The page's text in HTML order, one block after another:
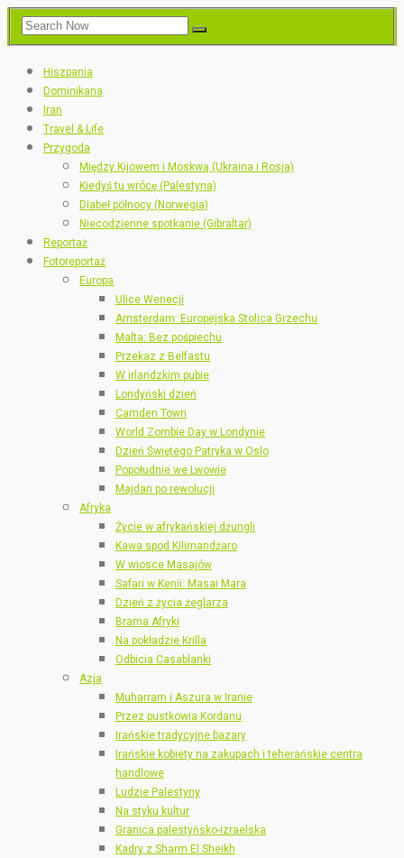
Hiszpania
Dominikana
Iran
Travel & Life
Przygoda
Między Kijowem i Moskwą (Ukraina i Rosja)
Kiedyś tu wrócę (Palestyna)
Diabeł północy (Norwegia)
Niecodzienne spotkanie (Gibraltar)
Reportaż
Fotoreportaż
Europa
Ulice Wenecji
Amsterdam: Europejska Stolica Grzechu
Malta: Bez pośpiechu
Przekaz z Belfastu
W irlandzkim pubie
Londyński dzień
Camden Town
World Zombie Day w Londynie
Dzień Świętego Patryka w Oslo
Popołudnie we Lwowie
Majdan po rewolucji
Afryka
Życie w afrykańskiej dżungli
Kawa spod Kilimandżaro
W wiosce Masajów
Safari w Kenii: Masai Mara
Dzień z życia żeglarza
Brama Afryki
Na pokładzie Krilla
Odbicia Casablanki
Azja
Muharram i Aszura w Iranie
Przez pustkowia Kordanu
Irańskie tradycyjne bazary
Irańskie kobiety na zakupach i teherańskie centra
handlowe
Ludzie Palestyny
Na styku kultur
Granica palestyńsko-izraelska
Kadry z Sharm El Sheikh